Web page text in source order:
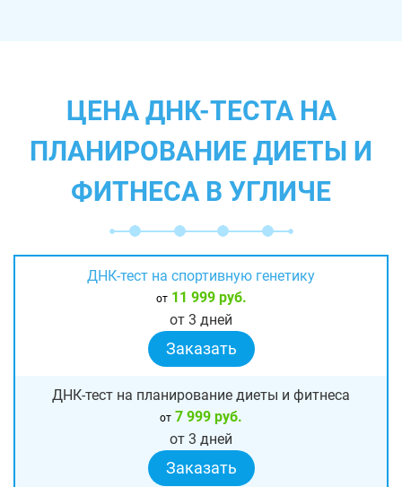
ЦЕНА ДНК-ТЕСТА НА
ПЛАНИРОВАНИЕ ДИЕТЫ И
ФИТНЕСА В УГЛИЧЕ
ДНК-тест на спортивную генетику
от11 999 руб.
от 3 дней
Заказать
ДНК-тест на планирование диеты и фитнеса
от 7 999 руб.
от 3 дней
Заказать